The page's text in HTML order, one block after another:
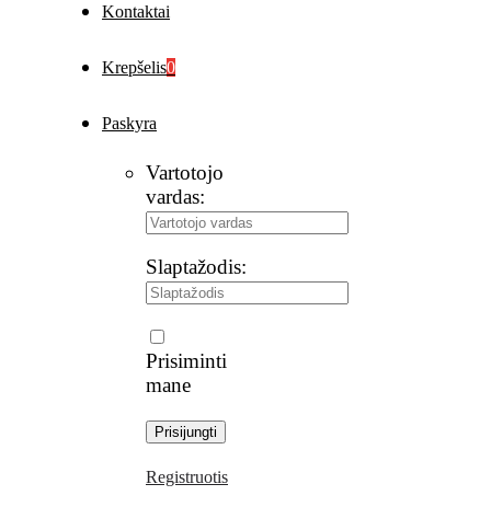
Kontaktai
Krepšelis0
Paskyra
Vartotojo
vardas:
Slaptažodis:
Prisiminti
mane
Registruotis